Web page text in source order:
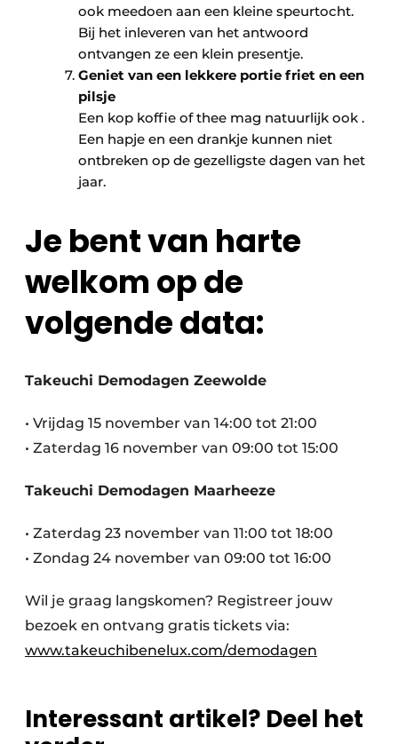
ook meedoen aan een kleine speurtocht.
Bij het inleveren van het antwoord
ontvangen ze een klein presentje.
Geniet van een lekkere portie friet en een
pilsje
Een kop koffie of thee mag natuurlijk ook .
Een hapje en een drankje kunnen niet
ontbreken op de gezelligste dagen van het
jaar.
Je bent van harte
welkom op de
volgende data:
Takeuchi Demodagen Zeewolde
• Vrijdag 15 november van 14:00 tot 21:00
• Zaterdag 16 november van 09:00 tot 15:00
Takeuchi Demodagen Maarheeze
• Zaterdag 23 november van 11:00 tot 18:00
• Zondag 24 november van 09:00 tot 16:00
Wil je graag langskomen? Registreer jouw
bezoek en ontvang gratis tickets via:
www.takeuchibenelux.com/demodagen
Interessant artikel? Deel het